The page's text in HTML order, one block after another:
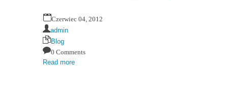
Czerwiec 04, 2012
admin
Blog
0 Comments
Read more